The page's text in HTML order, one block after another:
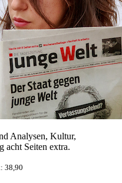
Analysen, Kultur,
acht Seiten extra.
38,90